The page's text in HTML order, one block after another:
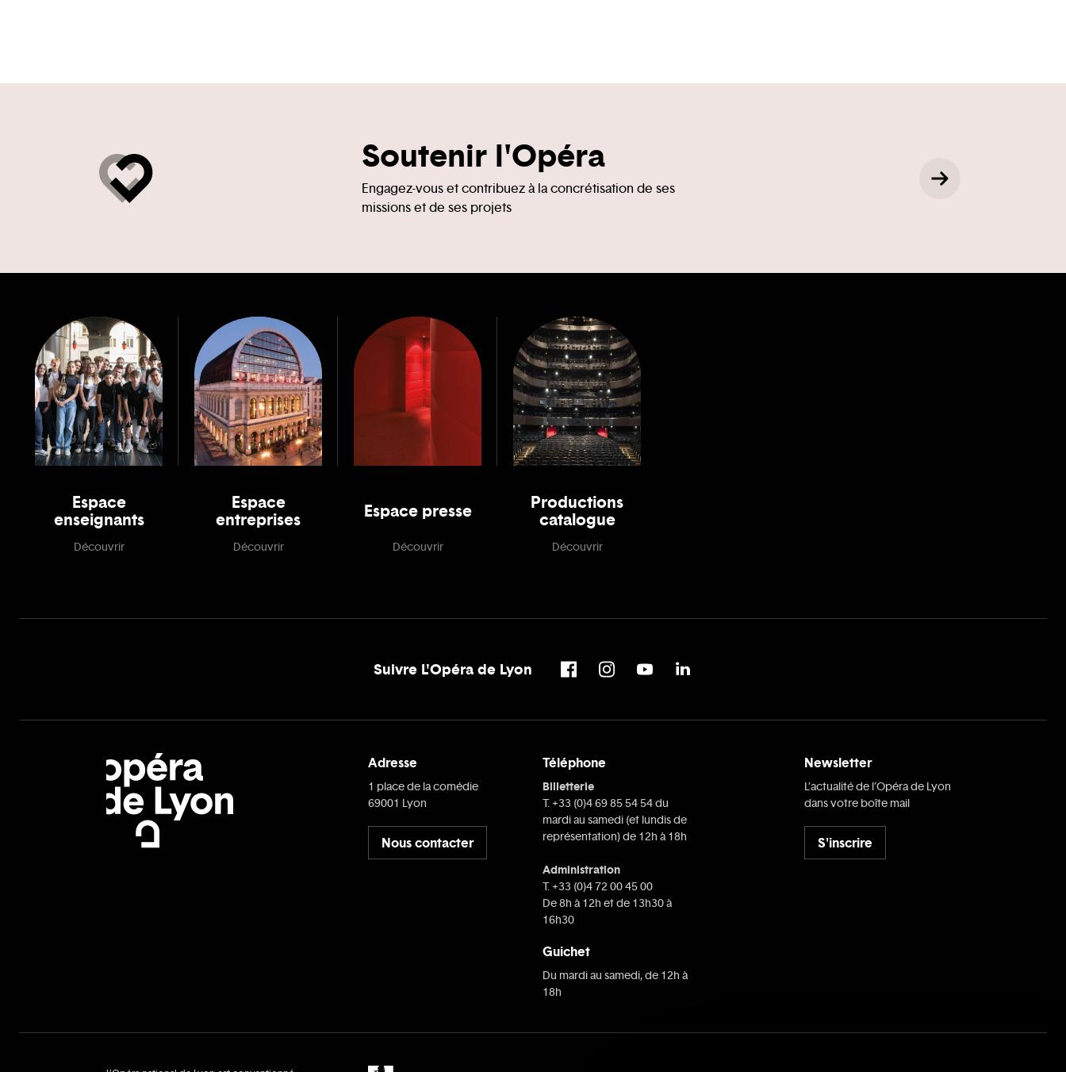
Soutenir l'Opéra
Engagez-vous et contribuez à la concrétisation de ses
missions et de ses projets
Espace
enseignants
Découvrir
Espace
entreprises
Découvrir
Espace presse
Découvrir
Productions
catalogue
Découvrir
Suivre L'Opéra de Lyon
Adresse
1 place de la comédie
69001 Lyon
Nous contacter
Téléphone
Billetterie
T. +33 (0)4 69 85 54 54 du
mardi au samedi (et lundis de
représentation) de 12h à 18h
Administration
T. +33 (0)4 72 00 45 00
De 8h à 12h et de 13h30 à
16h30
Guichet
Du mardi au samedi, de 12h à
18h
Newsletter
L’actualité de l’Opéra de Lyon
dans votre boîte mail
S'inscrire